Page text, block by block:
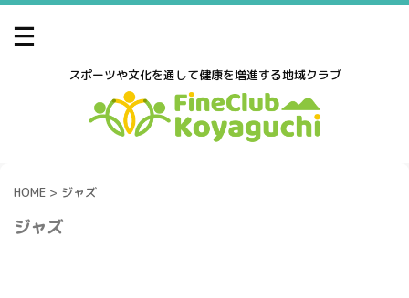
スポーツや文化を通して健康を増進する地域クラブ
HOME > ジャズ
ジャズ